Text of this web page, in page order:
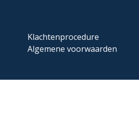
Klachtenprocedure
Algemene voorwaarden